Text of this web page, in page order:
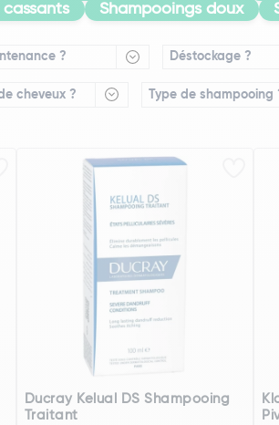
Shampooings doux
? Déstockage ?
cheveux ? Type de shampooing
Ducray Kelual DS Shampooing
Traitant